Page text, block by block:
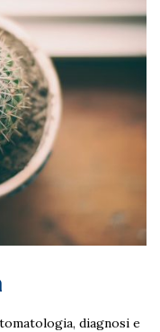
diagnosi e